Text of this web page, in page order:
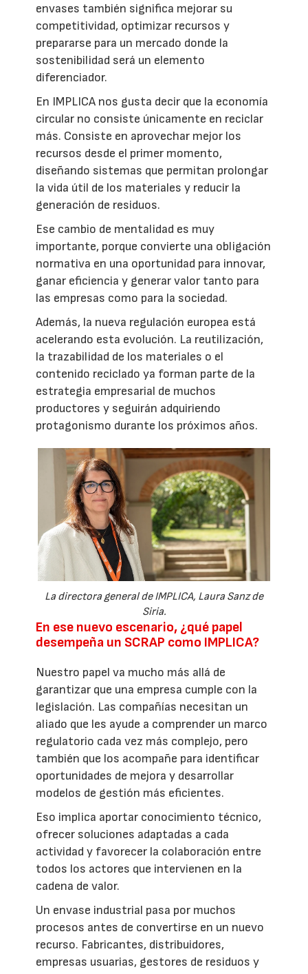
envases también significa mejorar su
competitividad, optimizar recursos y
prepararse para un mercado donde la
sostenibilidad será un elemento
diferenciador.
En IMPLICA nos gusta decir que la economía
circular no consiste únicamente en reciclar
más. Consiste en aprovechar mejor los
recursos desde el primer momento,
diseñando sistemas que permitan prolongar
la vida útil de los materiales y reducir la
generación de residuos.
Ese cambio de mentalidad es muy
importante, porque convierte una obligación
normativa en una oportunidad para innovar,
ganar eficiencia y generar valor tanto para
las empresas como para la sociedad.
Además, la nueva regulación europea está
acelerando esta evolución. La reutilización,
la trazabilidad de los materiales o el
contenido reciclado ya forman parte de la
estrategia empresarial de muchos
productores y seguirán adquiriendo
protagonismo durante los próximos años.
La directora general de IMPLICA, Laura Sanz de
Siria.
En ese nuevo escenario, ¿qué papel
desempeña un SCRAP como IMPLICA?
Nuestro papel va mucho más allá de
garantizar que una empresa cumple con la
legislación. Las compañías necesitan un
aliado que les ayude a comprender un marco
regulatorio cada vez más complejo, pero
también que los acompañe para identificar
oportunidades de mejora y desarrollar
modelos de gestión más eficientes.
Eso implica aportar conocimiento técnico,
ofrecer soluciones adaptadas a cada
actividad y favorecer la colaboración entre
todos los actores que intervienen en la
cadena de valor.
Un envase industrial pasa por muchos
procesos antes de convertirse en un nuevo
recurso. Fabricantes, distribuidores,
empresas usuarias, gestores de residuos y